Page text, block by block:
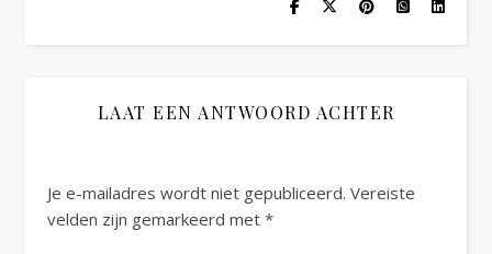
LAAT EEN ANTWOORD ACHTER
Je e-mailadres wordt niet gepubliceerd. Vereiste
velden zijn gemarkeerd met *